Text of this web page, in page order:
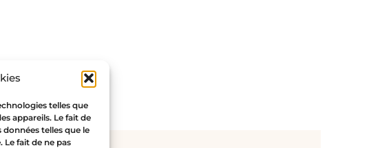
telles que
appareils. Le fait de
telles que le
fait de ne pas